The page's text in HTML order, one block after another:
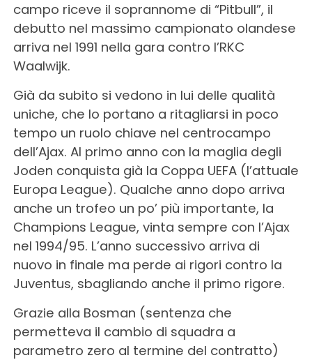
campo riceve il soprannome di “Pitbull”, il
debutto nel massimo campionato olandese
arriva nel 1991 nella gara contro l’RKC
Waalwijk.
Già da subito si vedono in lui delle qualità
uniche, che lo portano a ritagliarsi in poco
tempo un ruolo chiave nel centrocampo
dell’Ajax. Al primo anno con la maglia degli
Joden conquista già la Coppa UEFA (l’attuale
Europa League). Qualche anno dopo arriva
anche un trofeo un po’ più importante, la
Champions League, vinta sempre con l’Ajax
nel 1994/95. L’anno successivo arriva di
nuovo in finale ma perde ai rigori contro la
Juventus, sbagliando anche il primo rigore.
Grazie alla Bosman (sentenza che
permetteva il cambio di squadra a
parametro zero al termine del contratto)